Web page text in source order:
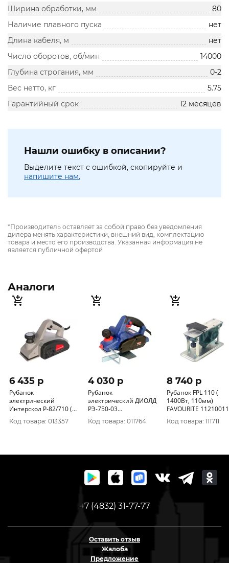
Ширина обработки, мм
80
Наличие плавного пуска
нет
Длина кабеля, м
нет
Число оборотов, об/мин
14000
Глубина строгания, мм
0-2
Вес нетто, кг
5.75
Гарантийный срок
12 месяцев
Нашли ошибку в описании?
Выделите текст с ошибкой, скопируйте и
напишите нам.
*Производитель оставляет за собой право без уведомления
дилера менять характеристики, внешний вид, комплектацию
товара и место его производства. Указанная информация не
является публичной офертой
Аналоги
6 435 p
Рубанок
электрический
Интерскол Р-82/710 (0,
7кВт, 82мм, 0-2мм,
14000об/мин) 50.1.0.12
Код товара: 013357
4 030 p
Рубанок
электрический ДИОЛД
РЭ-750-03
ручной(750Вт,
17000об/мин, шир/
Код товара: 011764
8 740 p
Рубанок FPL 110 (
1400Вт, 110мм)
FAVOURITE
Код товара: 111711
+7 (4832) 31-77-77
Оставить отзыв
Жалоба
Предложение